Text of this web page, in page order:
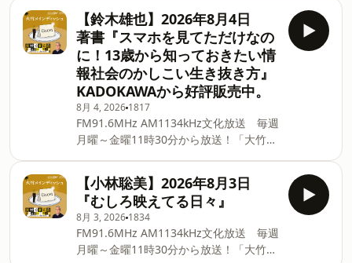
ンを飾るゲストが登場！ 大竹まこと＆各
パートナーがお客様のトークを料理しま
す。 毎週木曜日は世の中のギモンに答え
るレポートのコーナー。 どんなことでも
楽しく解決します！ ■ApplePodcast、
Spotify、AmazonMusicなどをご利用の
方は番組フォローをお願いします！ ■長
野智子アップデート ポッドキャスト配
信開始！！長野智子アップデート ニュ
ースアップデート（有識者を迎えニュー
スを読み解く） ▼PodcastQR ⁠⁠⁠⁠⁠⁠⁠⁠⁠⁠⁠⁠⁠⁠⁠⁠⁠⁠⁠⁠⁠⁠⁠⁠⁠⁠⁠⁠⁠⁠⁠⁠⁠⁠⁠⁠⁠⁠⁠⁠⁠⁠⁠⁠⁠⁠⁠⁠⁠⁠⁠⁠⁠⁠⁠⁠⁠⁠⁠⁠⁠⁠⁠⁠⁠⁠⁠⁠⁠⁠⁠⁠⁠⁠⁠⁠⁠⁠⁠⁠⁠⁠⁠⁠⁠⁠⁠⁠⁠⁠⁠⁠⁠⁠⁠⁠⁠⁠⁠⁠⁠⁠⁠⁠⁠⁠⁠⁠⁠⁠⁠⁠⁠⁠⁠⁠
【鈴木雄也】2026年8月4日
著書『スマホを見てただけなの
に！13歳から知っておきたい情
報社会のかしこい生き抜き方』
KADOKAWAから好評販売中。
8月 4, 2026 1817
FM91.6MHz AM1134kHz文化放送 毎週
月曜～金曜11時30分から放送！「大竹ま
ンを飾るゲストが登場！ 大竹まこと＆各
パートナーがお客様のトークを料理しま
す。 毎週木曜日は世の中のギモンに答え
るレポートのコーナー。 どんなことでも
楽しく解決します！ ■ApplePodcast、
Spotify、AmazonMusicなどをご利用の
【小林聡美】2026年8月3日
『むしろ映えてる日々』
8月 3, 2026 1834
FM91.6MHz AM1134kHz文化放送 毎週
月曜～金曜11時30分から放送！「大竹ま